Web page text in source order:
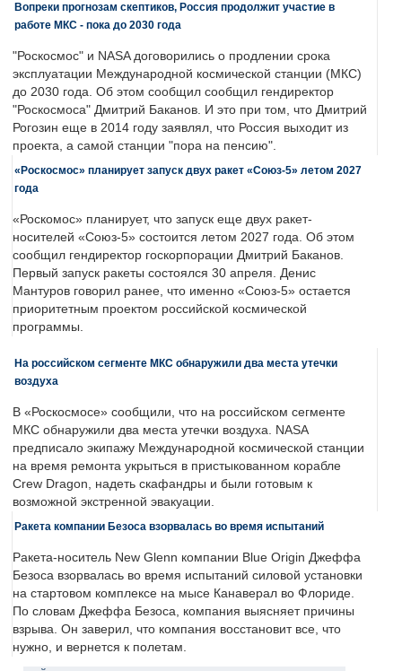
Вопреки прогнозам скептиков, Россия продолжит участие в
работе МКС - пока до 2030 года
"Роскосмос" и NASA договорились о продлении срока
эксплуатации Международной космической станции (МКС)
до 2030 года. Об этом сообщил сообщил гендиректор
"Роскосмоса" Дмитрий Баканов. И это при том, что Дмитрий
Рогозин еще в 2014 году заявлял, что Россия выходит из
проекта, а самой станции "пора на пенсию".
«Роскосмос» планирует запуск двух ракет «Союз-5» летом 2027
года
«Роскомос» планирует, что запуск еще двух ракет-
носителей «Союз-5» состоится летом 2027 года. Об этом
сообщил гендиректор госкорпорации Дмитрий Баканов.
Первый запуск ракеты состоялся 30 апреля. Денис
Мантуров говорил ранее, что именно «Союз-5» остается
приоритетным проектом российской космической
программы.
На российском сегменте МКС обнаружили два места утечки
воздуха
В «Роскосмосе» сообщили, что на российском сегменте
МКС обнаружили два места утечки воздуха. NASA
предписало экипажу Международной космической станции
на время ремонта укрыться в пристыкованном корабле
Crew Dragon, надеть скафандры и были готовым к
возможной экстренной эвакуации.
Ракета компании Безоса взорвалась во время испытаний
Ракета-носитель New Glenn компании Blue Origin Джеффа
Безоса взорвалась во время испытаний силовой установки
на стартовом комплексе на мысе Канаверал во Флориде.
По словам Джеффа Безоса, компания выясняет причины
взрыва. Он заверил, что компания восстановит все, что
нужно, и вернется к полетам.